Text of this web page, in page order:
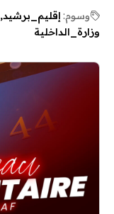
وسوم: إقليم_برشيد
وزارة_الداخلية